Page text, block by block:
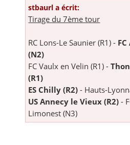
stbaurl a écrit:
Tirage du 7ème tour
RC Lons-Le Saunier (R1) -
(N2)
FC Vaulx en Velin (R1) -
(R1)
ES Chilly (R2) - Hauts-
US Annecy le Vieux (R2) -
Limonest (N3)